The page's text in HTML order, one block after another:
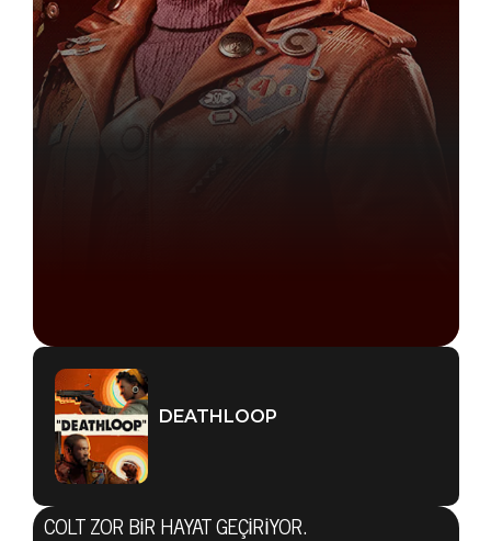
DEATHLOOP
COLT ZOR BIR HAYAT GEÇIRIYOR.